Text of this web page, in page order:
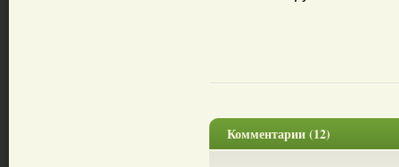
Комментарии (12)